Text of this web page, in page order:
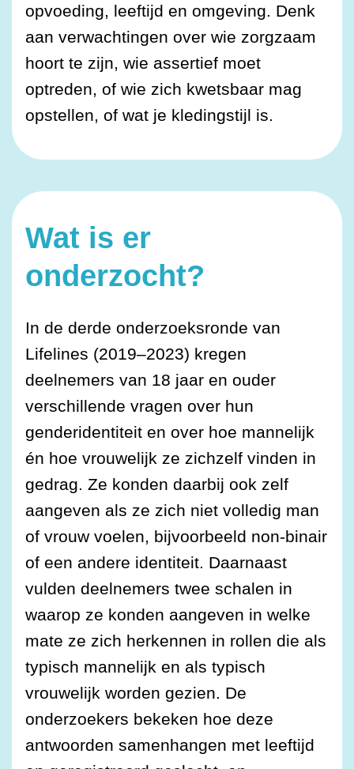
opvoeding, leeftijd en omgeving. Denk
aan verwachtingen over wie zorgzaam
hoort te zijn, wie assertief moet
optreden, of wie zich kwetsbaar mag
opstellen, of wat je kledingstijl is.
Wat is er
onderzocht?
In de derde onderzoeksronde van
Lifelines (2019–2023) kregen
deelnemers van 18 jaar en ouder
verschillende vragen over hun
genderidentiteit en over hoe mannelijk
én hoe vrouwelijk ze zichzelf vinden in
gedrag. Ze konden daarbij ook zelf
aangeven als ze zich niet volledig man
of vrouw voelen, bijvoorbeeld non-binair
of een andere identiteit. Daarnaast
vulden deelnemers twee schalen in
waarop ze konden aangeven in welke
mate ze zich herkennen in rollen die als
typisch mannelijk en als typisch
vrouwelijk worden gezien. De
onderzoekers bekeken hoe deze
antwoorden samenhangen met leeftijd